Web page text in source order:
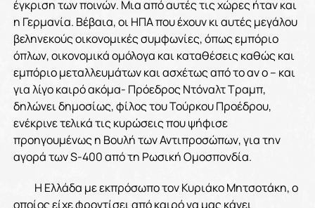
έγκριση των ποινών. Μια από αυτές τις χώρες ήταν και
η Γερμανία. Βέβαια, οι ΗΠΑ που έχουν κι αυτές μεγάλου
βεληνεκούς οικονομικές συμφωνίες, όπως εμπόριο
όπλων, οικονομικά ομόλογα και καταθέσεις καθώς και
εμπόριο μεταλλευμάτων και ασχέτως από το αν ο – και
για λίγο καιρό ακόμα- Πρόεδρος Ντόναλτ Τραμπ,
δηλώνει δημοσίως, φίλος του Τούρκου Προέδρου,
ενέκρινε τελικά τις κυρώσεις που ψήφισε
προηγουμένως η Βουλή των Αντιπροσώπων, για την
αγορά των S-400 από τη Ρωσική Ομοσπονδία.
Η Ελλάδα με εκπρόσωπο τον Κυριάκο Μητσοτάκη, ο
οποίος είχε φροντίσει από καιρό να μας κάνει